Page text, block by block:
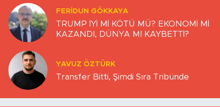
FERIDUN GÖKKAYA
TRUMP İYİ Mİ KÖTÜ MÜ? EKONOMİ Mİ
KAZANDI, DÜNYA MI KAYBETTİ?
YAVUZ ÖZTÜRK
Transfer Bitti, Şimdi Sıra Tribünde